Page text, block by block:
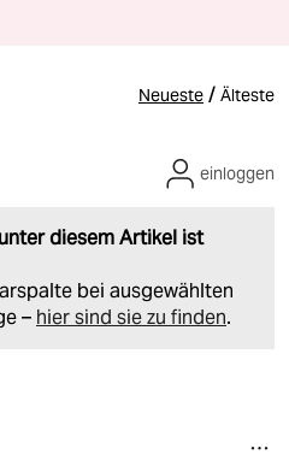
Neueste / Älteste
diesem Artikel ist
bei ausgewählten
– hier sind sie zu finden.
einloggen